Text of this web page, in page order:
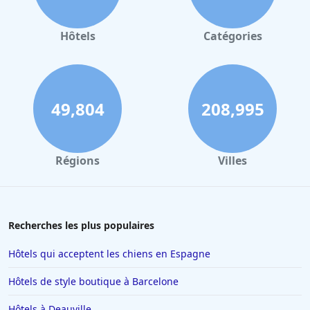
mémorables pour ses clients.
Hôtels à Valence
Hôtels à Gerardmer
Hôtels à Nantes
Hôtels à Tours
Hôtels à Concarneau
Hôtels à Saintes
Hôtels à Aix-les-Bains
Hôtels à Ténériffe
Hôtels Catégories
49,804
Régions
208,995
Villes
Recherches les plus populaires
Hôtels qui acceptent les chiens en Espagne
Hôtels de style boutique à Barcelone